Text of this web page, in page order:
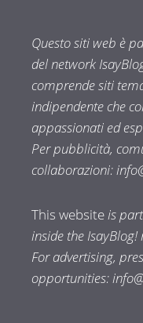
Questo siti web è
del network
comprende siti
indipendente che
appassionati ed
Per pubblicità,
collaborazioni:
This websiteis
inside the IsayBlog!
For advertising,
opportunities: